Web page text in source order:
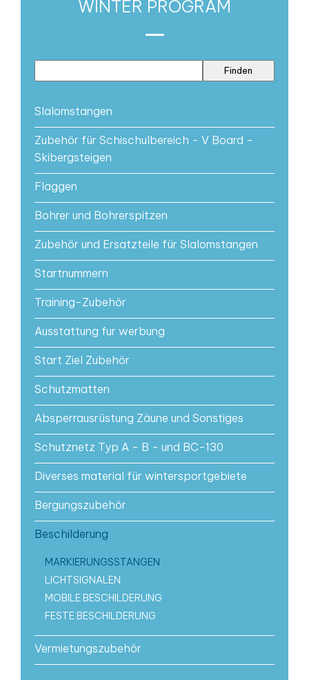
WINTER PROGRAM
Slalomstangen
Zubehör für Schischulbereich - V Board -
Skibergsteigen
Flaggen
Bohrer und Bohrerspitzen
Zubehör und Ersatzteile für Slalomstangen
Startnummern
Training-Zubehör
Ausstattung fur werbung
Start Ziel Zubehör
Schutzmatten
Absperrausrüstung Zäune und Sonstiges
Schutznetz Typ A - B - und BC-130
Diverses material für wintersportgebiete
Bergungszubehör
Beschilderung
MARKIERUNGSSTANGEN
LICHTSIGNALEN
MOBILE BESCHILDERUNG
FESTE BESCHILDERUNG
Vermietungszubehör